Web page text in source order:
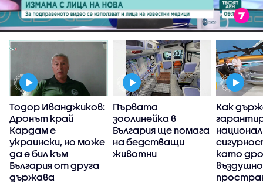
Тодор Иванджиков:
Дронът край
Кардам е
украински, но може
да е бил към
България от друга
държава
Първата
зоолинейка в
България ще помага
на бедстващи
животни
Как
като